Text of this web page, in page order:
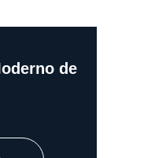
de